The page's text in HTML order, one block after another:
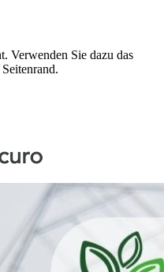
Verwenden Sie dazu das